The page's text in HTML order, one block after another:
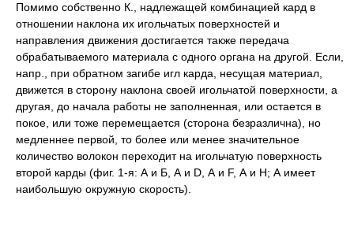
Помимо собственно К., надлежащей комбинацией кард в
отношении наклона их игольчатых поверхностей и
направления движения достигается также передача
обрабатываемого материала с одного органа на другой. Если,
напр., при обратном загибе игл карда, несущая материал,
движется в сторону наклона своей игольчатой поверхности, а
другая, до начала работы не заполненная, или остается в
покое, или тоже перемещается (сторона безразлична), но
медленнее первой, то более или менее значительное
количество волокон переходит на игольчатую поверхность
второй карды (фиг. 1-я: А и Б, А и D, А и F, А и Н; А имеет
наибольшую окружную скорость).